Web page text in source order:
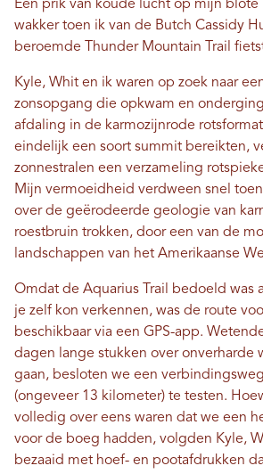
Een prik van koude lucht op mijn blote
wakker toen ik van de Butch Cassidy
beroemde Thunder Mountain Trail
Kyle, Whit en ik waren op zoek naar
zonsopgang die opkwam en
afdaling in de karmozijnrode
eindelijk een soort summit bereikten,
zonnestralen een verzameling
Mijn vermoeidheid verdween snel
over de geërodeerde geologie van
roestbruin trokken, door een van de
landschappen van het Amerikaanse
Omdat de Aquarius Trail bedoeld was
je zelf kon verkennen, was de route
beschikbaar via een GPS-app.
dagen lange stukken over onverharde
gaan, besloten we een
(ongeveer 13 kilometer) te testen.
volledig over eens waren dat we een
voor de boeg hadden, volgden Kyle,
bezaaid met hoef- en pootafdrukken